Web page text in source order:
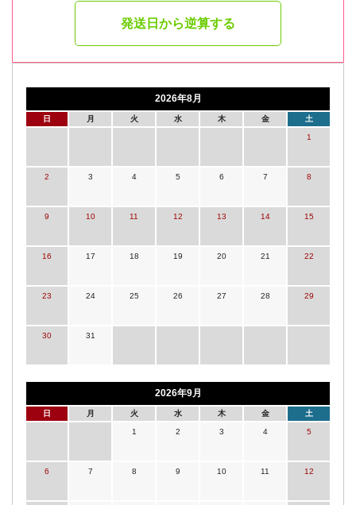
発送日から逆算する
2026年8月
日 月 火 水 木 金 土
1
2 3 4 5 6 7 8
9 10 11 12 13 14 15
16 17 18 19 20 21 22
23 24 25 26 27 28 29
30 31
2026年9月
日 月 火 水 木 金 土
1 2 3 4 5
6 7 8 9 10 11 12